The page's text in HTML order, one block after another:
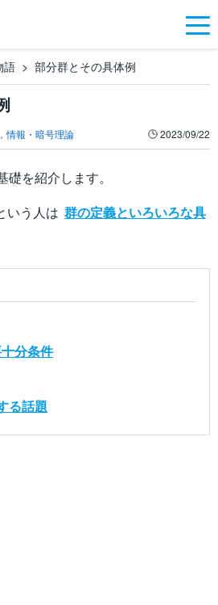
語 部分群とその具体例
情報・暗号理論 2023/09/22
礎を紹介します。
いう人は 群の定義といろいろな具
分条件
る話題